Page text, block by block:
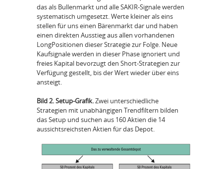
das als Bullenmarkt und alle SAKIR­-Signale werden
systematisch umgesetzt. Werte kleiner als eins
stellen für uns einen Bärenmarkt dar und haben
einen direkten Ausstieg aus allen vorhandenen
Long­Positionen dieser Strategie zur Folge. Neue
Kaufsignale werden in dieser Phase ignoriert und
freies Kapital bevorzugt den Short­-Strategien zur
Verfügung gestellt, bis der Wert wieder über eins
ansteigt.
Bild 2. Setup-Grafik.Zwei unterschiedliche
Strategien mit unabhängigen Trendfiltern bilden
das Setup und suchen aus 160 Aktien die 14
aussichtsreichsten Aktien für das Depot.